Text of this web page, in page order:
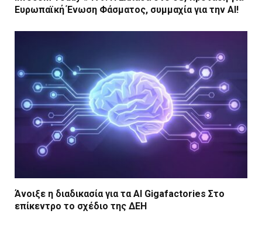
Ευρωπαϊκή Ένωση Φάσματος, συμμαχία για την AI!
Άνοιξε η διαδικασία για τα AI Gigafactories Στο
επίκεντρο το σχέδιο της ΔΕΗ